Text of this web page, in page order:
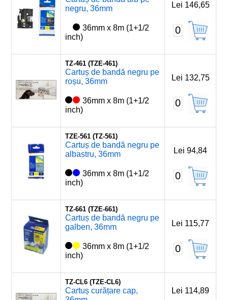
negru, 36mm
36mm x 8m (1+1/2
inch)
Lei 146,65
0
TZ-461 (TZE-461)
Cartuș de bandă negru pe
roșu, 36mm
36mm x 8m (1+1/2
inch)
Lei 132,75
0
TZE-561 (TZ-561)
Cartuș de bandă negru pe
albastru, 36mm
36mm x 8m (1+1/2
inch)
Lei 94,84
0
TZ-661 (TZE-661)
Cartuș de bandă negru pe
galben, 36mm
36mm x 8m (1+1/2
inch)
Lei 115,77
0
TZ-CL6 (TZE-CL6)
Cartuș curățare cap,
Lei 114,89